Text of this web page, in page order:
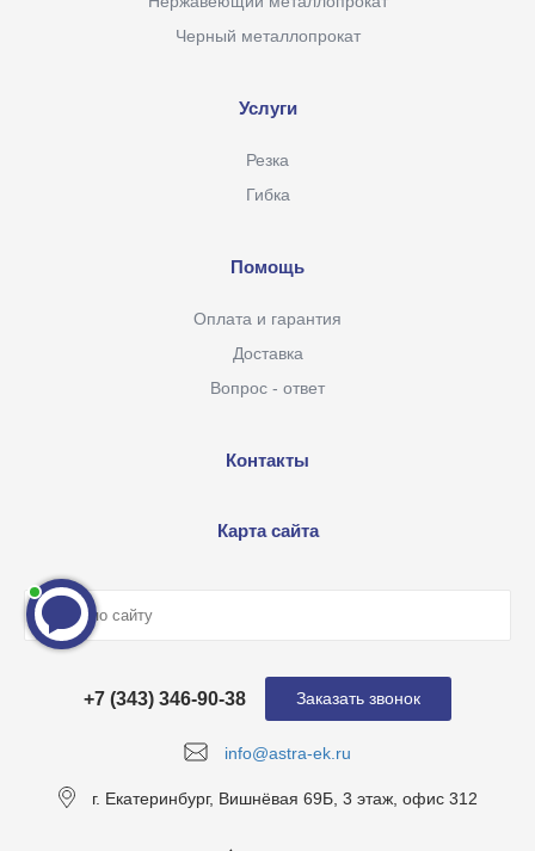
Черный металлопрокат
Услуги
Резка
Гибка
Помощь
Оплата и гарантия
Доставка
Вопрос - ответ
Контакты
Карта сайта
info@astra-ek.ru
+7 (343) 346-90-38
г. Екатеринбург, Вишнёвая 69Б, 3 этаж, офис 312
Заказать звонок